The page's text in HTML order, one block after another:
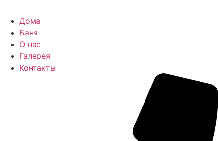
Дома
Баня
О нас
Галерея
Контакты